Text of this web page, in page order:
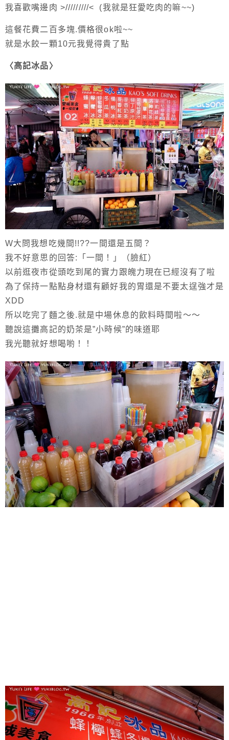
我喜歡嘴邊肉 >/////////< (我就是狂愛吃肉的嘛~~)
這餐花費二百多塊.價格很ok啦~~
就是水餃一顆10元我覺得貴了點
〈高記冰品〉
W大問我想吃幾間!!??一間還是五間？
我不好意思的回答:「一間！」（臉紅）
以前逛夜市從頭吃到尾的實力跟魄力現在已經沒有了啦
為了保持一點點身材還有顧好我的胃還是不要太逞強才是
XDD
所以吃完了麵之後.就是中場休息的飲料時間啦～～
聽說這攤高記的奶茶是”小時候”的味道耶
我光聽就好想喝喲！！